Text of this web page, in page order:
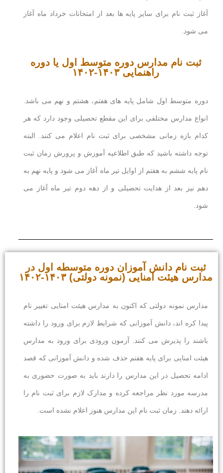
آغاز ثبت نام برای سایر پایه ها بعد از امتحانات خرداد ماه آغاز
می شود.
ثبت نام مدارس دوره متوسط اول یا دوره
راهنمایی ۱۴۰۳-۱۴۰۲
دوره متوسط اول شامل پایه های هفتم، هشتم و نهم می باشد.
انواع مدارس مختلفی برای این مقطع تحصیلی وجود دارد که هر
کدام بازه زمانی مشخصی برای ثبت نام اعلام می کنند. البته
توجه داشته باشید که طبق اطلاعیه آموزش و پرورش زمان ثبت
نام پایه ششم به هفتم از اوایل تیر ماه آغاز می شود و پایه نهم به
دهم نیز بعد از هدایت تحصیلی و از دهه دوم تیر ماه آغاز می
شود.
ثبت نام دانش آموزان دوره متوسطه اول در
مدارس هیئت امنایی (نمونه دولتی) ۱۴۰۳-۱۴۰۲
مدارس نمونه دولتی که اکنون به مدارس هیئت امنایی تغییر نام
پیدا کره اند، دانش آموزانی که شرایط لازم برای ورود را داشته
باشند را پذیرش می کنند. آزمون ورودی برای ورود به مدارس
هیئت امنایی برای پایه هفتم حذف شده و دانش آموزانی که قصد
ادامه تحصیل در این مدارس را دارند باید به صورت حضوری به
مدرسه مورد نظر مراجعه کرده و مدارک لازم برای ثبت نام را
ارائه دهند. زمان ثبت نام این مدارس هنوز اعلام نشده است.